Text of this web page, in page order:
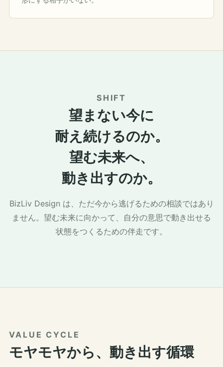
SHIFT
望まない今に
耐え続けるのか。
望む未来へ、
動き出すのか。
BizLiv Design は、ただ今から逃げるための相談ではあり
ません。望む未来に向かって、自分の意思で動き出せる
状態をつくるための伴走です。
VALUE CYCLE
モヤモヤから、動き出す循環